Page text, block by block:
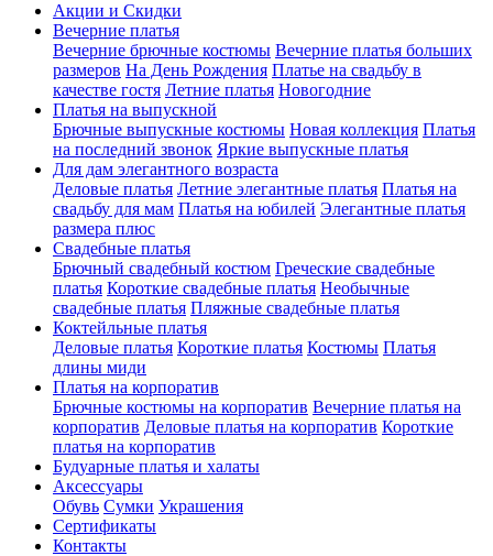
Акции и Скидки
Вечерние платья
Вечерние брючные костюмы Вечерние платья больших
размеров На День Рождения Платье на свадьбу в
качестве гостя Летние платья Новогодние
Платья на выпускной
Брючные выпускные костюмы Новая коллекция Платья
на последний звонок Яркие выпускные платья
Для дам элегантного возраста
Деловые платья Летние элегантные платья Платья на
свадьбу для мам Платья на юбилей Элегантные платья
размера плюс
Свадебные платья
Брючный свадебный костюм Греческие свадебные
платья Короткие свадебные платья Необычные
свадебные платья Пляжные свадебные платья
Коктейльные платья
Деловые платья Короткие платья Костюмы Платья
длины миди
Платья на корпоратив
Брючные костюмы на корпоратив Вечерние платья на
корпоратив Деловые платья на корпоратив Короткие
платья на корпоратив
Будуарные платья и халаты
Аксессуары
Обувь Сумки Украшения
Сертификаты
Контакты